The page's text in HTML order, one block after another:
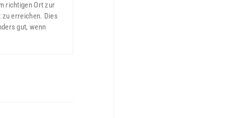
richtigen Ort zur
erreichen. Dies
gut, wenn